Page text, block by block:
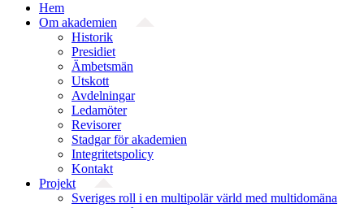
Hem
Om akademien
Historik
Presidiet
Ämbetsmän
Utskott
Avdelningar
Ledamöter
Revisorer
Stadgar för akademien
Integritetspolicy
Kontakt
Projekt
Sveriges roll i en multipolär värld med multidomäna